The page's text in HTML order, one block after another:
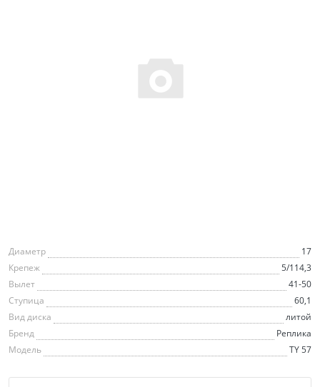
Диаметр
17
Крепеж
5/114,3
Вылет
41-50
Ступица
60,1
Вид диска
литой
Бренд
Реплика
Модель
TY 57